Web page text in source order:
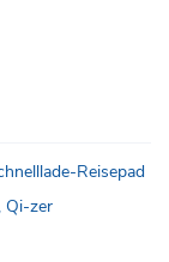
Reisepad
Qi-zer